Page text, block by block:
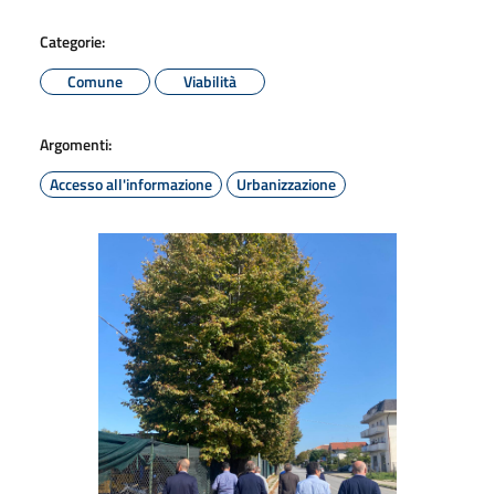
Categorie:
Comune
Viabilità
Argomenti:
Accesso all'informazione
Urbanizzazione